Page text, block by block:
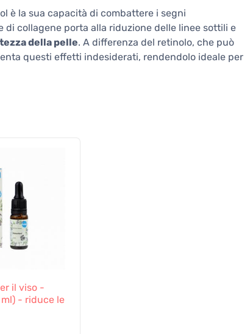
è la sua capacità di combattere i segni
collagene porta alla riduzione delle linee sottili e
della pelle. A differenza del retinolo, che può
questi effetti indesiderati, rendendolo ideale per
il viso -
ml) - riduce le